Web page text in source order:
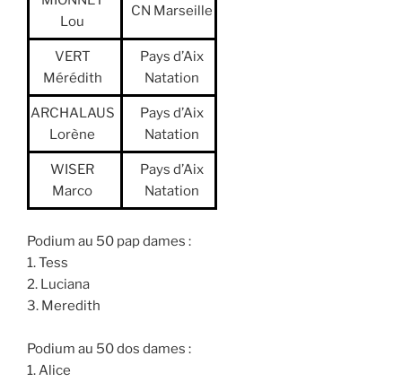
Lou
CN Marseille
VERT
Mérédith
Pays d’Aix
Natation
ARCHALAUS
Lorène
Pays d’Aix
Natation
WISER
Marco
Pays d’Aix
Natation
Podium au 50 pap dames :
1. Tess
2. Luciana
3. Meredith
Podium au 50 dos dames :
1. Alice